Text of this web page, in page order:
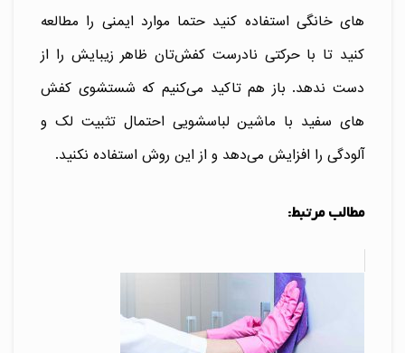
های خانگی استفاده کنید حتما موارد ایمنی را مطالعه
کنید تا با حرکتی نادرست کفش‌تان ظاهر زیبایش را از
دست ندهد. باز هم تاکید می‌کنیم که شستشوی کفش
های سفید با ماشین لباسشویی احتمال تثبیت لک و
آلودگی را افزایش می‌دهد و از این روش استفاده نکنید.
مطالب مرتبط: